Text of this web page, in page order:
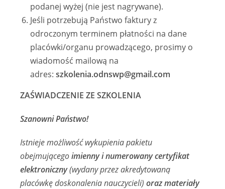
podanej wyżej (nie jest nagrywane).
Jeśli potrzebują Państwo faktury z
odroczonym terminem płatności na dane
placówki/organu prowadzącego, prosimy o
wiadomość mailową na
adres:szkolenia.odnswp@gmail.com
ZAŚWIADCZENIE ZE SZKOLENIA
Szanowni Państwo!
Istnieje możliwość wykupienia pakietu
obejmującegoimienny i numerowany certyfikat
elektroniczny(wydany przez akredytowaną
placówkę doskonalenia nauczycieli)oraz materiały